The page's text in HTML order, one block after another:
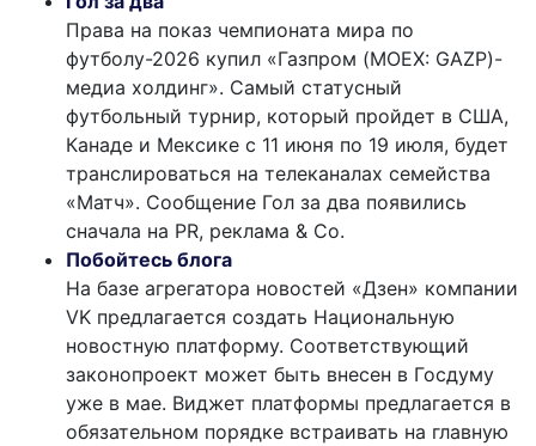
Права на показ чемпионата мира по
футболу-2026 купил «Газпром (MOEX: GAZP)-
медиа холдинг». Самый статусный
футбольный турнир, который пройдет в США,
Канаде и Мексике с 11 июня по 19 июля, будет
транслироваться на телеканалах семейства
«Матч». Сообщение Гол за два появились
сначала на PR, реклама & Co.
Побойтесь блога
На базе агрегатора новостей «Дзен» компании
VK предлагается создать Национальную
новостную платформу. Соответствующий
законопроект может быть внесен в Госдуму
уже в мае. Виджет платформы предлагается в
обязательном порядке встраивать на главную